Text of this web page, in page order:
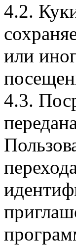
4.2.
или
4.3.